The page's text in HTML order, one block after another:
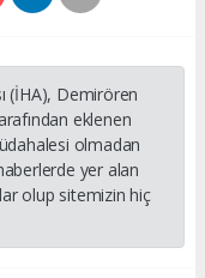
(İHA), Demirören
eklenen
olmadan
yer alan
olup sitemizin hiç